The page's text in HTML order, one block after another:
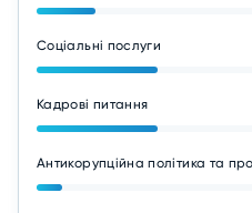
Соціальні послуги
Кадрові питання
Антикорупційна політика та